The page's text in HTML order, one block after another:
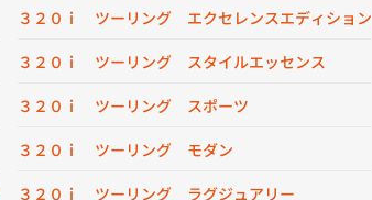
３２０ｉ ツーリング エクセレンスエディション
３２０ｉ ツーリング スタイルエッセンス
３２０ｉ ツーリング スポーツ
３２０ｉ ツーリング モダン
３２０ｉ ツーリング ラグジュアリー